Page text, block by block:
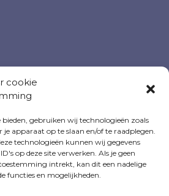
cookie
gebruiken wij technologieën zoals
apparaat op te slaan en/of te raadplegen.
technologieën kunnen wij gegevens
op deze site verwerken. Als je geen
intrekt, kan dit een nadelige
functies en mogelijkheden.